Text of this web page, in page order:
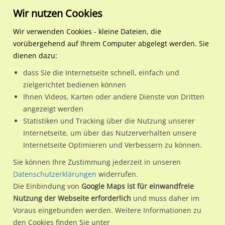
Regionale Plakatwerbung Nordrhein-Westfalen
Aldenhoven
Frauenrather Str/Alte
52457 / Aldenhoven
Nutze günstige Werbemöglichkeiten am Standort
Frauenrather Str/Alte Turmstr 1 in Aldenhoven.
Wir erheben für jede unserer Werbeflächen individuelle und
aktuelleStandortinformationenundLeistungswerte
kannst du dich schon vor der Buchung im Detail über den
Standort, seine Reichweite und Werbewirkung sowie
eventuelle Beschränkungen in den zugelassenen
Wir nutzen Cookies
Wir verwenden Cookies - kleine Dateien, die
vorübergehend auf Ihrem Computer abgelegt werden. Sie
dienen dazu:
dass Sie die Internetseite schnell, einfach und
zielgerichtet bedienen können
Ihnen Videos, Karten oder andere Dienste von Dritten
angezeigt werden
Statistiken und Tracking über die Nutzung unserer
Internetseite, um über das Nutzerverhalten unsere
Internetseite Optimieren und Verbessern zu können.
Sie können Ihre Zustimmung jederzeit in unseren
Datenschutzerklärungen widerrufen.
Die Einbindung von Google Maps ist für einwandfreie
Nutzung der Webseite erforderlich und muss daher im
Voraus eingebunden werden. Weitere Informationen zu
den Cookies finden Sie unter